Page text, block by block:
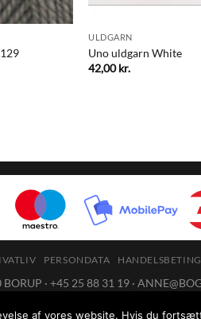
ULDGARN
Uno uldgarn White
42,00kr.
PERSONDATA
· +45 25 88 31 19 ·
af vores website. Hvis du